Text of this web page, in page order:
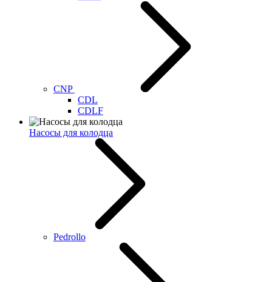
CNP
CDL
CDLF
Насосы для колодца
Pedrollo